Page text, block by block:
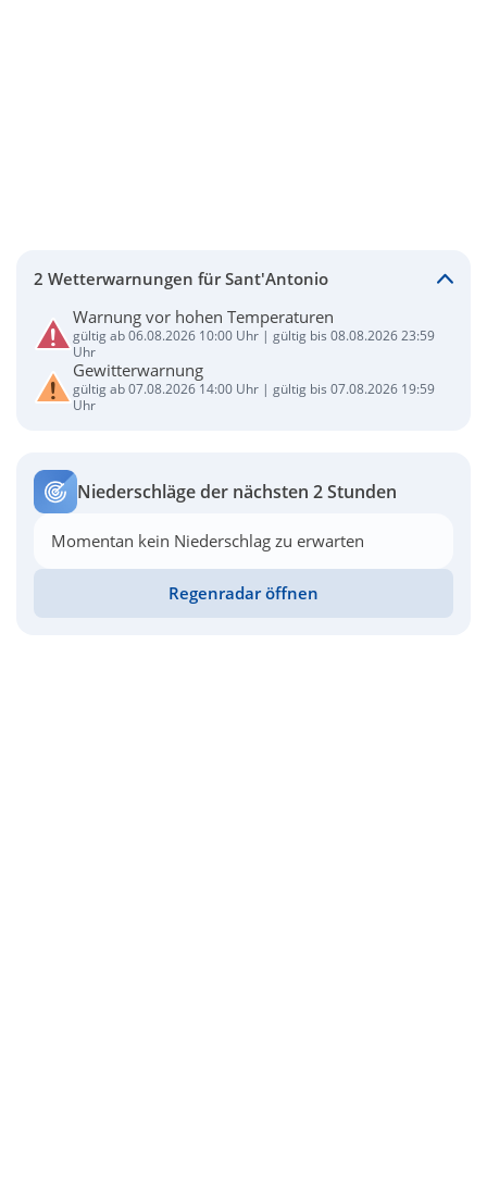
2 Wetterwarnungen für Sant'Antonio
Warnung vor hohen Temperaturen
gültig ab 06.08.2026 10:00 Uhr | gültig bis 08.08.2026 23:59
Uhr
Gewitterwarnung
gültig ab 07.08.2026 14:00 Uhr | gültig bis 07.08.2026 19:59
Uhr
Niederschläge der nächsten 2 Stunden
Momentan kein Niederschlag zu erwarten
Regenradar öffnen